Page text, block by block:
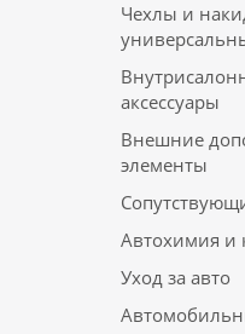
Чехлы и
аксессуары
Внешние
элементы
Автохимия и
Уход за авто